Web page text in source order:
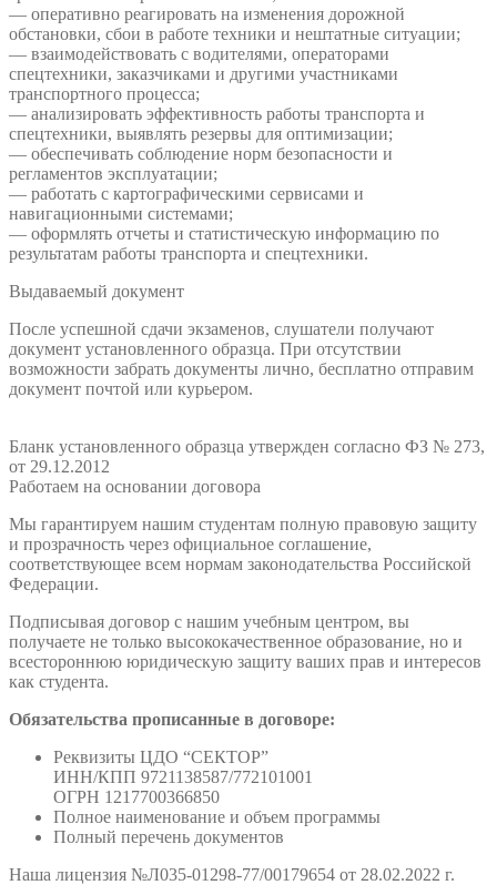
— оперативно реагировать на изменения дорожной
обстановки, сбои в работе техники и нештатные ситуации;
— взаимодействовать с водителями, операторами
спецтехники, заказчиками и другими участниками
транспортного процесса;
— анализировать эффективность работы транспорта и
спецтехники, выявлять резервы для оптимизации;
— обеспечивать соблюдение норм безопасности и
регламентов эксплуатации;
— работать с картографическими сервисами и
навигационными системами;
— оформлять отчеты и статистическую информацию по
результатам работы транспорта и спецтехники.
Выдаваемый документ
После успешной сдачи экзаменов, слушатели получают
документ установленного образца. При отсутствии
возможности забрать документы лично, бесплатно отправим
документ почтой или курьером.
Бланк установленного образца утвержден согласно ФЗ № 273,
от 29.12.2012
Работаем на основании договора
Мы гарантируем нашим студентам полную правовую защиту
и прозрачность через официальное соглашение,
соответствующее всем нормам законодательства Российской
Федерации.
Подписывая договор с нашим учебным центром, вы
получаете не только высококачественное образование, но и
всестороннюю юридическую защиту ваших прав и интересов
как студента.
Обязательства прописанные в договоре:
Реквизиты ЦДО “СЕКТОР”
ИНН/КПП 9721138587/772101001
ОГРН 1217700366850
Полное наименование и объем программы
Полный перечень документов
Наша лицензия №Л035-01298-77/00179654 от 28.02.2022 г.